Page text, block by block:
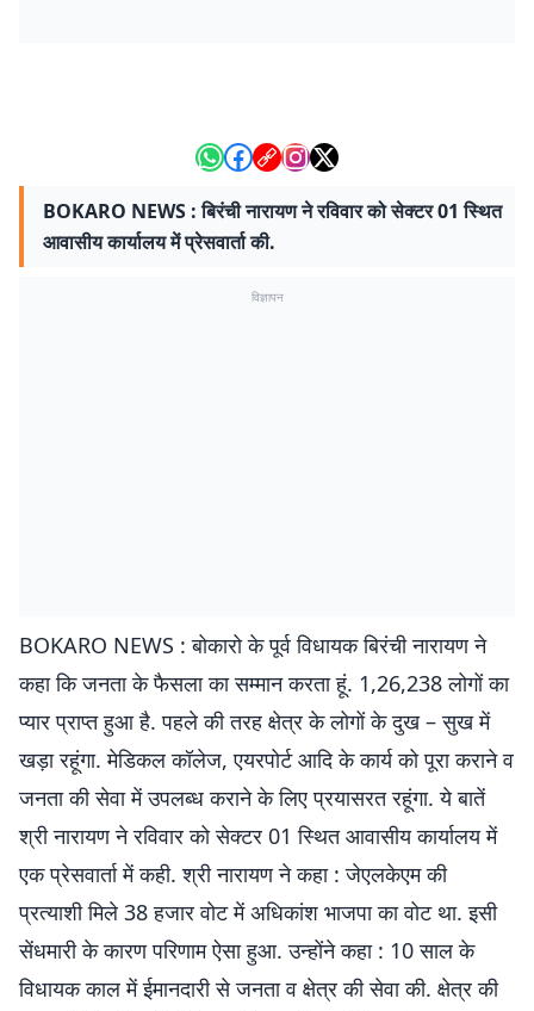
BOKARO NEWS : बिरंची नारायण ने रविवार को सेक्टर 01 स्थित
आवासीय कार्यालय में प्रेसवार्ता की.
विज्ञापन
BOKARO NEWS : बोकारो के पूर्व विधायक बिरंची नारायण ने
कहा कि जनता के फैसला का सम्मान करता हूं. 1,26,238 लोगों का
प्यार प्राप्त हुआ है. पहले की तरह क्षेत्र के लोगों के दुख – सुख में
खड़ा रहूंगा. मेडिकल कॉलेज, एयरपोर्ट आदि के कार्य को पूरा कराने व
जनता की सेवा में उपलब्ध कराने के लिए प्रयासरत रहूंगा. ये बातें
श्री नारायण ने रविवार को सेक्टर 01 स्थित आवासीय कार्यालय में
एक प्रेसवार्ता में कही. श्री नारायण ने कहा : जेएलकेएम की
प्रत्याशी मिले 38 हजार वोट में अधिकांश भाजपा का वोट था. इसी
सेंधमारी के कारण परिणाम ऐसा हुआ. उन्होंने कहा : 10 साल के
विधायक काल में ईमानदारी से जनता व क्षेत्र की सेवा की. क्षेत्र की